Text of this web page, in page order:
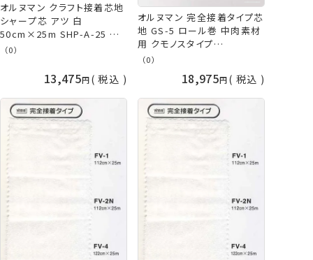
オルヌマン クラフト接着芯地
シャープ芯 アツ 白
50cm×25m SHP-A-25 ロ
ール巻 メーカー直送 代引不
手芸の山久
（0）
13,475 税込
オルヌマン 完全接着タイプ芯
地 GS-5 ロール巻 中肉素材
用 クモノスタイプ
90cm×25m 白 黒 メーカー
手芸の山久
（0）
18,975 税込